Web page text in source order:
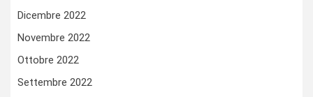
Dicembre 2022
Novembre 2022
Ottobre 2022
Settembre 2022